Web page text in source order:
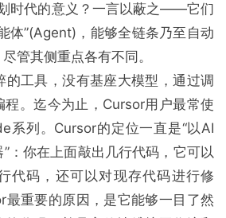
时代的意义？一言以蔽之——它们
体”(Agent)，能够全链条乃至自动
管其侧重点各有不同。
的工具，没有基座大模型，通过调
程。迄今为止，Cursor用户最常使
系列。Cursor的定位一直是“以AI
：你在上面敲出几行代码，它可以
代码，还可以对现存代码进行修
最重要的原因，是它能够一目了然